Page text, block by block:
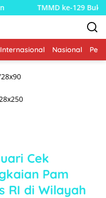
TMMD ke-129 Bukan
Internasional Nasional
Cek
Pam
RI di Wilayah